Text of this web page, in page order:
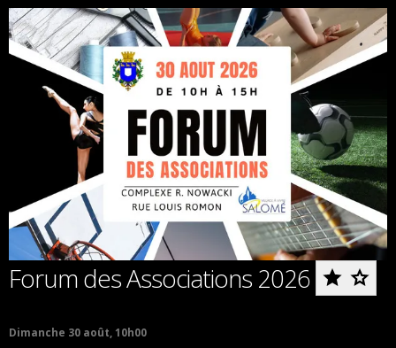
Forum des Associations 2026
Dimanche 30 août, 10h00